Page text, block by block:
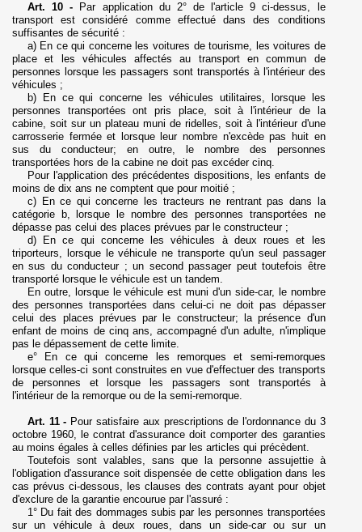
Art. 10 - Par application du 2° de l'article 9 ci-dessus, le
transport est considéré comme effectué dans des conditions
suffisantes de sécurité :
a) En ce qui concerne les voitures de tourisme, les voitures de
place et les véhicules affectés au transport en commun de
personnes lorsque les passagers sont transportés à l'intérieur des
véhicules ;
b) En ce qui concerne les véhicules utilitaires, lorsque les
personnes transportées ont pris place, soit à l'intérieur de la
cabine, soit sur un plateau muni de ridelles, soit à l'intérieur d'une
carrosserie fermée et lorsque leur nombre n'excède pas huit en
sus du conducteur; en outre, le nombre des personnes
transportées hors de la cabine ne doit pas excéder cinq.
Pour l'application des précédentes dispositions, les enfants de
moins de dix ans ne comptent que pour moitié ;
c) En ce qui concerne les tracteurs ne rentrant pas dans la
catégorie b, lorsque le nombre des personnes transportées ne
dépasse pas celui des places prévues par le constructeur ;
d) En ce qui concerne les véhicules à deux roues et les
triporteurs, lorsque le véhicule ne transporte qu'un seul passager
en sus du conducteur ; un second passager peut toutefois être
transporté lorsque le véhicule est un tandem.
En outre, lorsque le véhicule est muni d'un side-car, le nombre
des personnes transportées dans celui-ci ne doit pas dépasser
celui des places prévues par le constructeur; la présence d'un
enfant de moins de cinq ans, accompagné d'un adulte, n'implique
pas le dépassement de cette limite.
e° En ce qui concerne les remorques et semi-remorques
lorsque celles-ci sont construites en vue d'effectuer des transports
de personnes et lorsque les passagers sont transportés à
l'intérieur de la remorque ou de la semi-remorque.
Art. 11 - Pour satisfaire aux prescriptions de l'ordonnance du 3
octobre 1960, le contrat d'assurance doit comporter des garanties
au moins égales à celles définies par les articles qui précèdent.
Toutefois sont valables, sans que la personne assujettie à
l'obligation d'assurance soit dispensée de cette obligation dans les
cas prévus ci-dessous, les clauses des contrats ayant pour objet
d'exclure de la garantie encourue par l'assuré :
1° Du fait des dommages subis par les personnes transportées
sur un véhicule à deux roues, dans un side-car ou sur un